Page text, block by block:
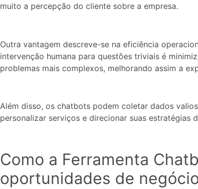
muito a percepção do cliente sobre a empresa.
Outra vantagem descreve-se na eficiência
intervenção humana para questões triviais é
problemas mais complexos, melhorando assim a
Além disso, os chatbots podem coletar dados
personalizar serviços e direcionar suas estratégias
Como a Ferramenta
oportunidades de